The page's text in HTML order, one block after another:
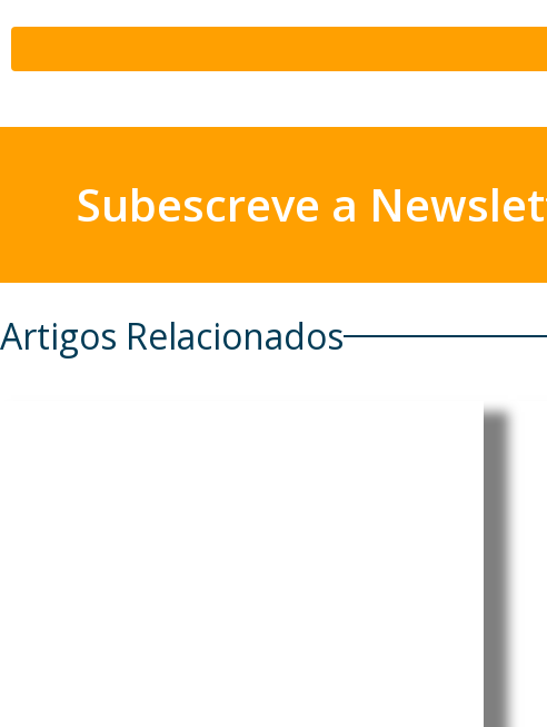
Subescreve a
Artigos Relacionados